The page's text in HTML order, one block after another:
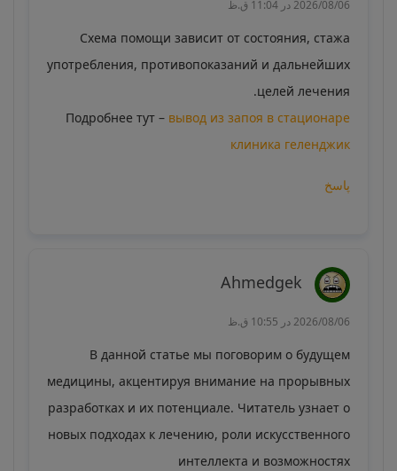
2026/08/06 در 11:04 ق.ظ
Схема помощи зависит от состояния, стажа
употребления, противопоказаний и дальнейших
целей лечения.
Подробнее тут – вывод из запоя в стационаре
клиника геленджик
پاسخ
Ahmedgek
2026/08/06 در 10:55 ق.ظ
В данной статье мы поговорим о будущем
медицины, акцентируя внимание на прорывных
разработках и их потенциале. Читатель узнает о
новых подходах к лечению, роли искусственного
интеллекта и возможностях